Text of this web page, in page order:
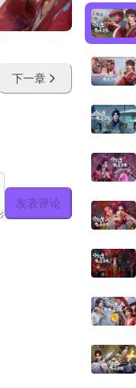
下一章
发表评论